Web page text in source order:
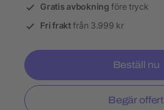
Gratis avbokning före tryck
Fri fraktfrån 3.999 kr
Beställ nu
Begär offert